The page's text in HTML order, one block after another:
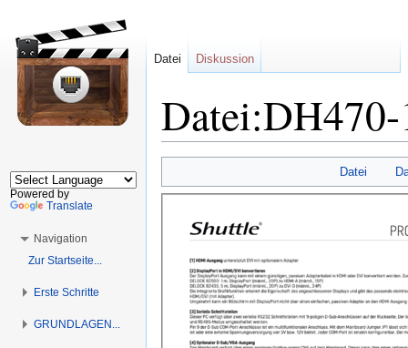
Navigation
Suche
Datei
Datei Diskussion
Powered by
Translate
Navigation
Zur Startseite...
Erste Schritte
GRUNDLAGEN...